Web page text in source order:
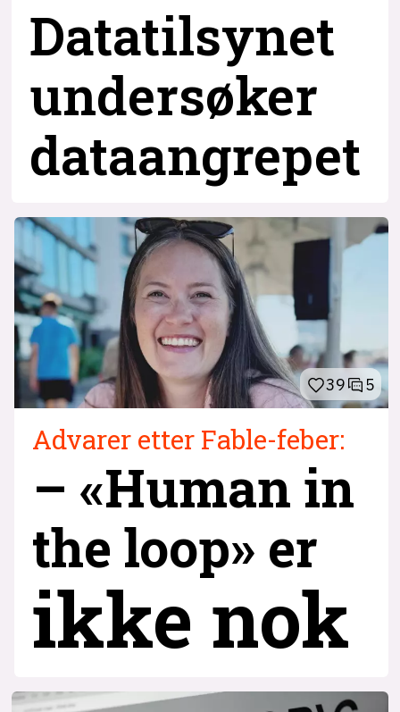
Datatilsynet
undersøker
dataangrepet
39 5
Advarer etter Fable-feber:
– «Human in
the loop» er
ikke nok